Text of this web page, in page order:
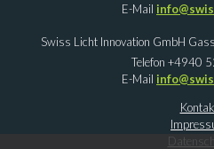
E-Mail
Swiss Licht Innovation GmbH
Telefon +4940
E-Mail